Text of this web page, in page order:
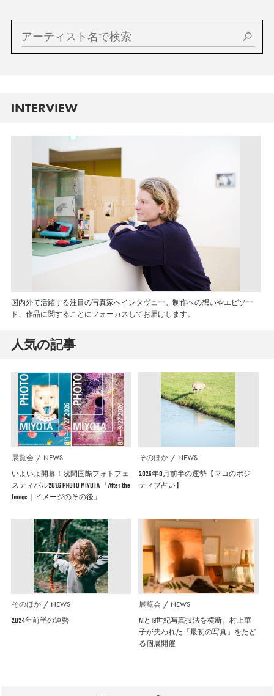
INTERVIEW
国内外で活躍する注目の写真家へインタヴュー。制作への想いやエピソー
ド、作品に関することにフォーカスしてお届けします。
人気の記事
展覧会 NEWS
いよいよ開幕！浅間国際フォトフェ
スティバル2026 PHOTO MIYOTA 「After the
Image｜イメージのその後」
そのほか NEWS
2026年8月前半の運勢【マコのポジ
ティブ占い】
そのほか NEWS
2024年前半の運勢
展覧会 NEWS
AIと19世紀写真技法を横断。村上華
子が失われた「最初の写真」をたど
る個展開催